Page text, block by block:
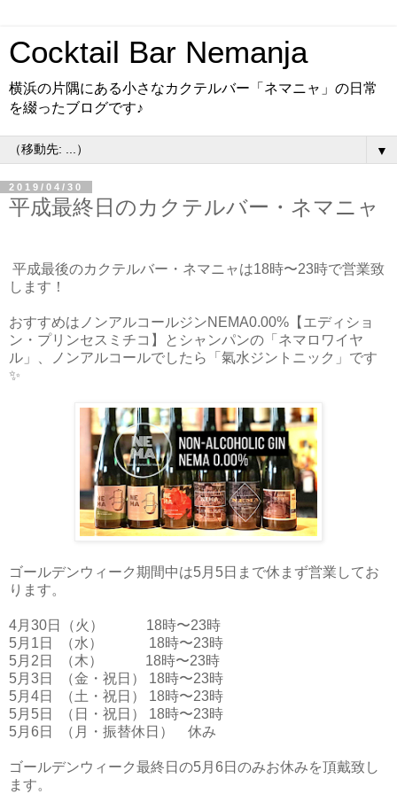
Cocktail Bar Nemanja
横浜の片隅にある小さなカクテルバー「ネマニャ」の日常
を綴ったブログです♪
▼
2019/04/30
平成最終日のカクテルバー・ネマニャ
平成最後のカクテルバー・ネマニャは18時〜23時で営業致
します！
おすすめはノンアルコールジンNEMA0.00%【エディショ
ン・プリンセスミチコ】とシャンパンの「ネマロワイヤ
ル」、ノンアルコールでしたら「氣水ジントニック」です
✨
ゴールデンウィーク期間中は5月5日まで休まず営業してお
ります。
4月30日（火） 18時〜23時
5月1日 （水） 18時〜23時
5月2日 （木） 18時〜23時
5月3日 （金・祝日） 18時〜23時
5月4日 （土・祝日） 18時〜23時
5月5日 （日・祝日） 18時〜23時
5月6日 （月・振替休日） 休み
ゴールデンウィーク最終日の5月6日のみお休みを頂戴致し
ます。